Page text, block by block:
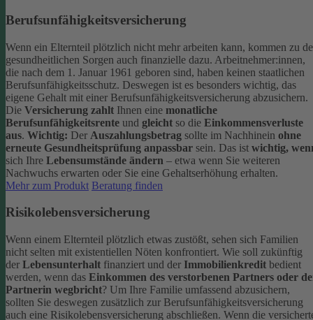
Berufsunfähigkeitsversicherung
Wenn ein Elternteil plötzlich nicht mehr arbeiten kann, kommen zu
gesundheitlichen Sorgen auch finanzielle dazu. Arbeitnehmer:innen,
die nach dem 1. Januar 1961 geboren sind, haben keinen staatlichen
Berufsunfähigkeitsschutz. Deswegen ist es besonders wichtig, das
eigene Gehalt mit einer Berufsunfähigkeitsversicherung abzusichern.
Die Versicherung zahlt Ihnen eine monatliche
Berufsunfähigkeitsrente und gleicht so die Einkommensverluste
aus. Wichtig: Der Auszahlungsbetrag sollte im Nachhinein ohne
erneute Gesundheitsprüfung anpassbar sein. Das ist wichtig,
sich Ihre Lebensumstände ändern – etwa wenn Sie weiteren
Nachwuchs erwarten oder Sie eine Gehaltserhöhung erhalten.
Mehr zum Produkt Beratung finden
Risikolebensversicherung
Wenn einem Elternteil plötzlich etwas zustößt, sehen sich Familien
nicht selten mit existentiellen Nöten konfrontiert. Wie soll zukünftig
der Lebensunterhalt finanziert und der Immobilienkredit bedient
werden, wenn das Einkommen des verstorbenen Partners oder
Partnerin wegbricht? Um Ihre Familie umfassend abzusichern,
sollten Sie deswegen zusätzlich zur Berufsunfähigkeitsversicherung
auch eine Risikolebensversicherung abschließen. Wenn die